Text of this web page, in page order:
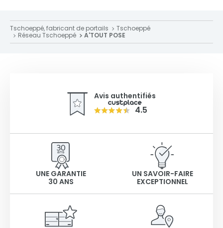
Tschoeppé, fabricant de portails
Tschoeppé
Réseau Tschoeppé
A'TOUT POSE
Avis authentifiés
4.5
UNE GARANTIE
30 ANS
UN SAVOIR-FAIRE
EXCEPTIONNEL